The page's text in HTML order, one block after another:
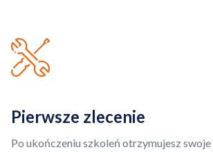
Pierwsze zlecenie
Po ukończeniu szkoleń otrzymujesz